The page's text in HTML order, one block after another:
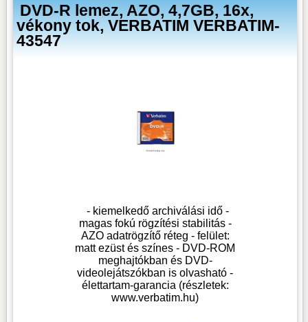
DVD-R lemez, AZO, 4,7GB, 16x,
vékony tok, VERBATIM VERBATIM-
43547
- kiemelkedő archiválási idő -
magas fokú rögzítési stabilitás -
AZO adatrögzítő réteg - felület:
matt ezüst és színes - DVD-ROM
meghajtókban és DVD-
videolejátszókban is olvasható -
élettartam-garancia (részletek:
www.verbatim.hu)